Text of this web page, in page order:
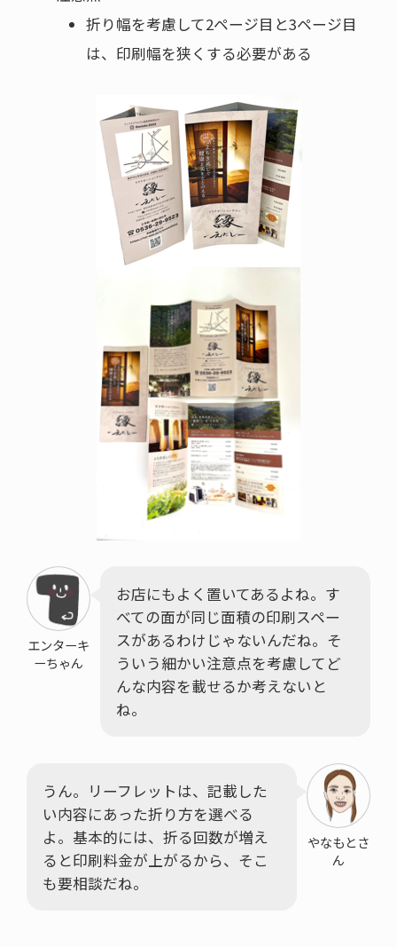
折り幅を考慮して2ページ目と3ページ目
は、印刷幅を狭くする必要がある
エンターキ
ーちゃん
お店にもよく置いてあるよね。す
べての面が同じ面積の印刷スペー
スがあるわけじゃないんだね。そ
ういう細かい注意点を考慮してど
んな内容を載せるか考えないと
ね。
うん。リーフレットは、記載した
い内容にあった折り方を選べる
よ。基本的には、折る回数が増え
ると印刷料金が上がるから、そこ
も要相談だね。
やなもとさ
ん